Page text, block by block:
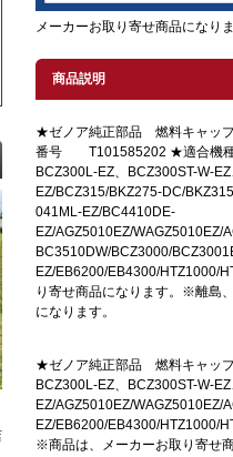
メーカーお取り寄せ商品になり
商品説明
★ゼノア純正部品 燃料キャッ
番号 T101585202 ★適合機
BCZ300L-EZ、BCZ300ST-W-
EZ/BCZ315/BKZ275-DC/
041ML-EZ/BC4410DE-
EZ/AGZ5010EZ/
BC3510DW/BCZ3000/
EZ/EB6200/EB4300/HTZ1000/
り寄せ商品になります。※離島
になります。
★ゼノア純正部品 燃料キャッ
BCZ300L-EZ、BCZ300ST-W-
EZ/AGZ5010EZ/
EZ/EB6200/EB4300/HTZ1000/
※商品は、メーカーお取り寄せ